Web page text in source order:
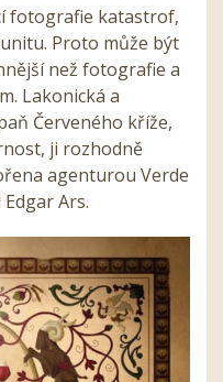
fotografie katastrof,
Proto může být
než fotografie a
Lakonická a
Červeného kříže,
ji rozhodně
agenturou Verde
Ars.